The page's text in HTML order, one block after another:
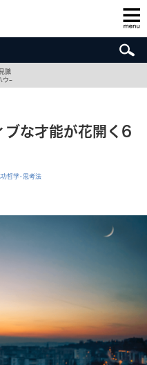
識
ウ~
ブな才能が花開く6
功哲学･思考法